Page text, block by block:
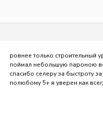
ровнее только строительный
поймал небольшую пароною
спасибо селеру за быстроту
полюбому 5+ я уверен как